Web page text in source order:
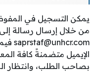
يمكن التسجيل في
من خلال إرسال رسالة إلى
saprstaf@unhcr.com
الإيميل متضمنةً كافة
بصاحب الطلب، وانتظار